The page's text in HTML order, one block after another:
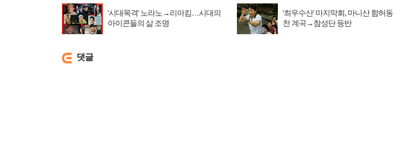
'시대목격' 노라노→리아킴…시대의
아이콘들의 삶 조명
'최우수산' 마지막회, 마니산 함허동
천 계곡→참성단 등반
댓글